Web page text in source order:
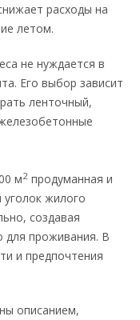
расходы на
летом.
не нуждается в
Его выбор зависит
ленточный,
м2 продуманная и
жилого
создавая
для проживания. В
и предпочтения
описанием,